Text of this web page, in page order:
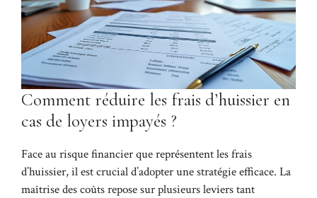
Comment réduire les frais d’huissier en
cas de loyers impayés ?
Face au risque financier que représentent les frais
d’huissier, il est crucial d’adopter une stratégie efficace. La
maîtrise des coûts repose sur plusieurs leviers tant